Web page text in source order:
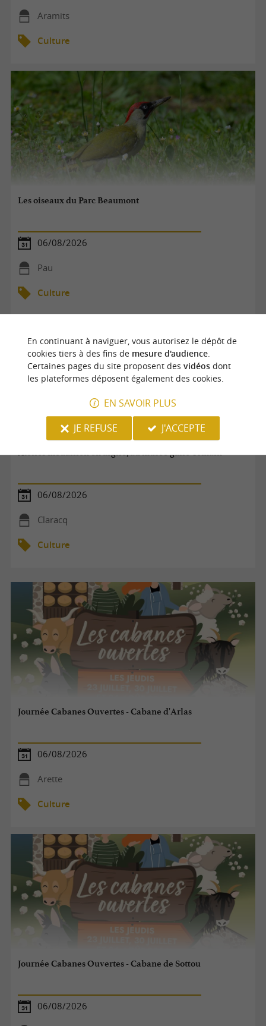
Aramits
Culture
Les oiseaux du Parc Beaumont
06/08/2026
Pau
Culture
Atelier médaillon en argile, au musée gallo-romain
06/08/2026
Claracq
Culture
Journée Cabanes Ouvertes - Cabane d'Arlas
06/08/2026
Arette
Culture
Journée Cabanes Ouvertes - Cabane de Sottou
06/08/2026
En continuant à naviguer, vous autorisez le dépôt de
cookies tiers à des fins de mesure d'audience.
Certaines pages du site proposent des vidéosdont
les plateformes déposent également des cookies.
EN SAVOIR PLUS
JE REFUSE
J'ACCEPTE